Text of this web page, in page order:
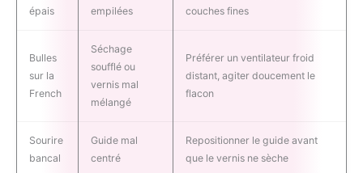
épais
empilées
couches fines
Bulles
sur la
French
Séchage
soufflé ou
vernis mal
mélangé
Préférer un ventilateur froid
distant, agiter doucement le
flacon
Sourire
bancal
Guide mal
centré
Repositionner le guide avant
que le vernis ne sèche